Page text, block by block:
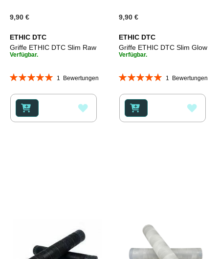
9,90 €
ETHIC DTC
Griffe ETHIC DTC Slim Raw
Verfügbar.
Bewertung:
1 Bewertungen
WUNSCHLISTE
9,90 €
ETHIC DTC
Griffe ETHIC DTC Slim Glow
Verfügbar.
Bewertung:
1 Bewertungen